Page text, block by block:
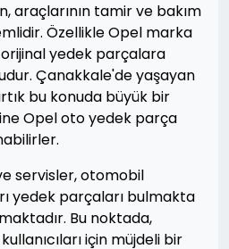
araçlarının tamir ve bakım
Özellikle Opel marka
orijinal yedek parçalara
Çanakkale'de yaşayan
bu konuda büyük bir
Opel oto yedek parça
servisler, otomobil
yedek parçaları bulmakta
Bu noktada,
için müjdeli bir